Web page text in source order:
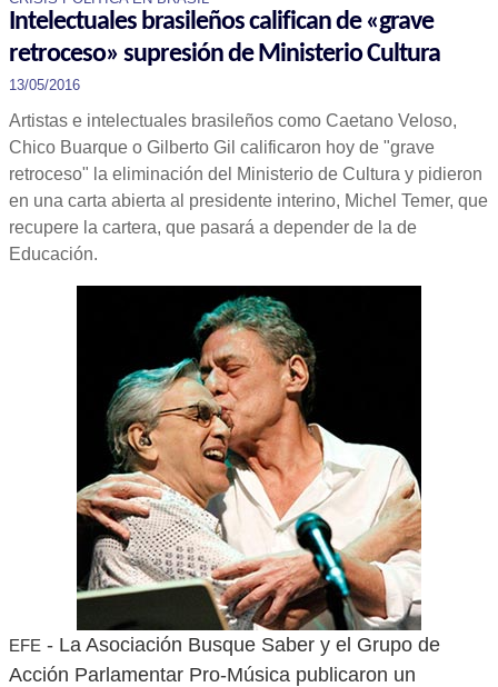
Intelectuales brasileños califican de «grave
retroceso» supresión de Ministerio Cultura
13/05/2016
Artistas e intelectuales brasileños como Caetano Veloso,
Chico Buarque o Gilberto Gil calificaron hoy de "grave
retroceso" la eliminación del Ministerio de Cultura y pidieron
en una carta abierta al presidente interino, Michel Temer, que
recupere la cartera, que pasará a depender de la de
Educación.
EFE - La Asociación Busque Saber y el Grupo de
Acción Parlamentar Pro-Música publicaron un